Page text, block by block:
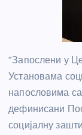
“Запослени у
Установама
напословима
дефинисани
социјалну